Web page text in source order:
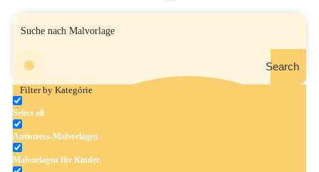
Search
Filter by Kategórie
Select all
Antistress-Malvorlagen
Malvorlagen für Kinder